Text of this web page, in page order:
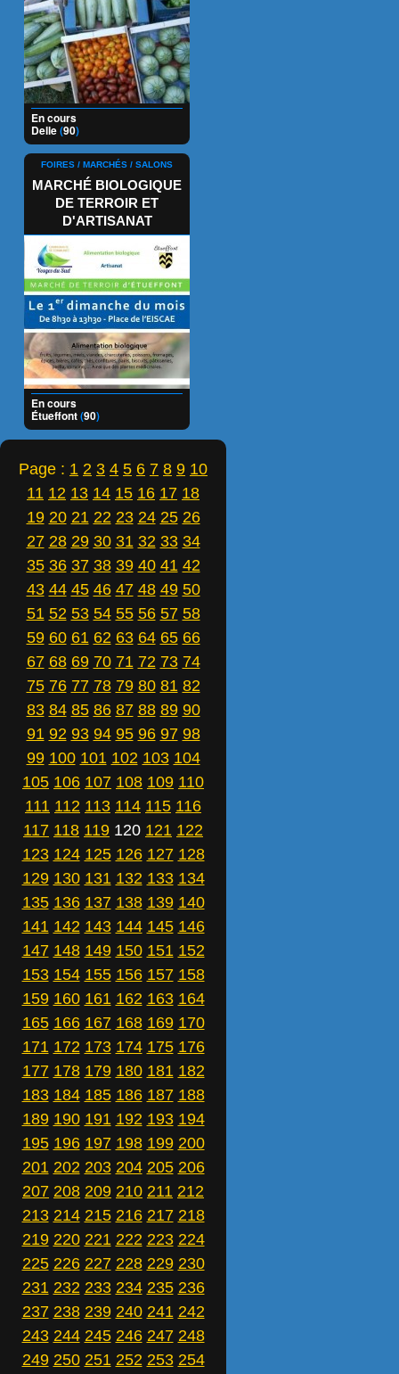
En cours
Delle(90)
FOIRES / MARCHÉS / SALONS
MARCHÉ BIOLOGIQUE
DE TERROIR ET
D'ARTISANAT
En cours
Étueffont(90)
Page : 1 2 3 4 5 6 7 8 9 10
11 12 13 14 15 16 17 18
19 20 21 22 23 24 25 26
27 28 29 30 31 32 33 34
35 36 37 38 39 40 41 42
43 44 45 46 47 48 49 50
51 52 53 54 55 56 57 58
59 60 61 62 63 64 65 66
67 68 69 70 71 72 73 74
75 76 77 78 79 80 81 82
83 84 85 86 87 88 89 90
91 92 93 94 95 96 97 98
99 100 101 102 103 104
105 106 107 108 109 110
111 112 113 114 115 116
117 118 119 120 121 122
123 124 125 126 127 128
129 130 131 132 133 134
135 136 137 138 139 140
141 142 143 144 145 146
147 148 149 150 151 152
153 154 155 156 157 158
159 160 161 162 163 164
165 166 167 168 169 170
171 172 173 174 175 176
177 178 179 180 181 182
183 184 185 186 187 188
189 190 191 192 193 194
195 196 197 198 199 200
201 202 203 204 205 206
207 208 209 210 211 212
213 214 215 216 217 218
219 220 221 222 223 224
225 226 227 228 229 230
231 232 233 234 235 236
237 238 239 240 241 242
243 244 245 246 247 248
249 250 251 252 253 254